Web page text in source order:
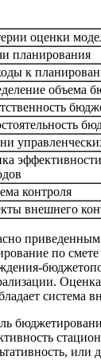
оценки
планирования
к
объема
контроля
внешнего
по
система